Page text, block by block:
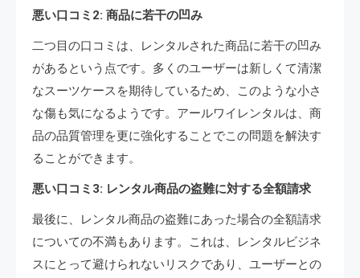
悪い口コミ2: 商品に若干の凹み
二つ目の口コミは、レンタルされた商品に若干の凹み
があるという点です。多くのユーザーは新しくて清潔
なスーツケースを期待しているため、このような小さ
な傷も気になるようです。アールワイレンタルは、商
品の品質管理を更に強化することでこの問題を解決す
ることができます。
悪い口コミ3: レンタル商品の盗難に対する全額請求
最後に、レンタル商品の盗難にあった場合の全額請求
についての不満もあります。これは、レンタルビジネ
スにとって避けられないリスクであり、ユーザーとの